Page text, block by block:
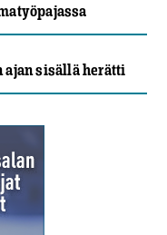
ajan sisällä herätti